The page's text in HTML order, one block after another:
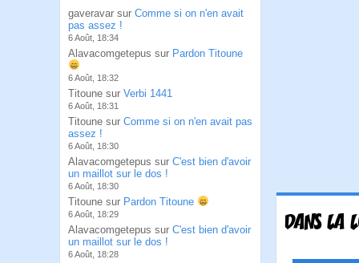
gaveravar sur Comme si on n'en avait
pas assez !
6 Août, 18:34
Alavacomgetepus sur Pardon Titoune
6 Août, 18:32
Titoune sur Verbi 1441
6 Août, 18:31
Titoune sur Comme si on n'en avait pas
assez !
6 Août, 18:30
Alavacomgetepus sur C'est bien d'avoir
un maillot sur le dos !
6 Août, 18:30
Titoune sur Pardon Titoune
6 Août, 18:29
Alavacomgetepus sur C'est bien d'avoir
un maillot sur le dos !
6 Août, 18:28
DANS LA